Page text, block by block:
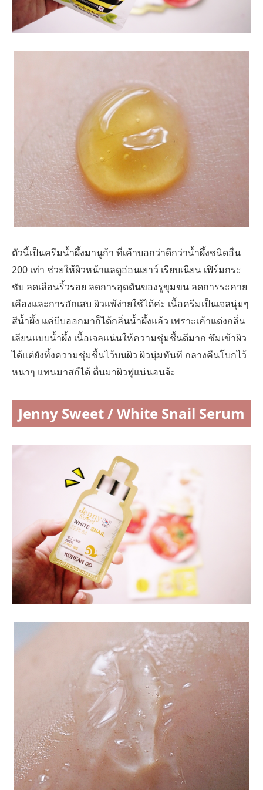
ตัวนี้เป็นครีมน้ำผึ้งมานูก้า ที่เค้าบอกว่าดีกว่าน้ำผึ้งชนิดอื่น
200 เท่า ช่วยให้ผิวหน้าแลดูอ่อนเยาว์ เรียบเนียน เฟิร์มกระ
ชับ ลดเลือนริ้วรอย ลดการอุดตันของรูขุมขน ลดการระคาย
เคืองและการอักเสบ ผิวแพ้ง่ายใช้ได้ค่ะ เนื้อครีมเป็นเจลนุ่มๆ
สีน้ำผึ้ง แค่บีบออกมาก็ได้กลิ่นน้ำผึ้งแล้ว เพราะเค้าแต่งกลิ่น
เลียนแบบน้ำผึ้ง เนื้อเจลแน่นให้ความชุ่มชื้นดีมาก ซึมเข้าผิว
ได้แต่ยังทิ้งความชุ่มชื้นไว้บนผิว ผิวนุ่มทันที กลางคืนโบกไว้
หนาๆ แทนมาสก์ได้ ตื่นมาผิวฟูแน่นอนจ้ะ
Jenny Sweet / White Snail Serum